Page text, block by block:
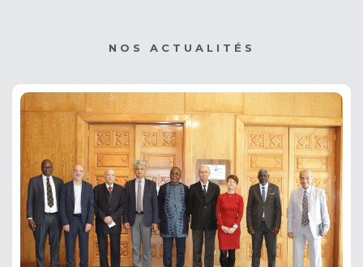
NOS ACTUALITÉS